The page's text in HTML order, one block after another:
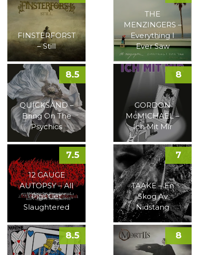
FINSTERFORST
– Still
THE
MENZINGERS –
Everything I
Ever Saw
QUICKSAND –
Bring On The
Psychics
8.5
GORDON
McMICHAEL –
Ich Mit Mir
8
12 GAUGE
AUTOPSY – All
Pigs Get
Slaughtered
7.5
TAAKE – En
Skog Av
Nidstang
7
8.5 8